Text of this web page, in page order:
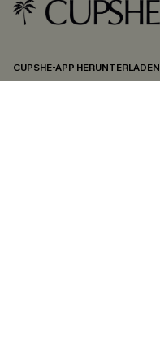
CUPSHE-APP HERUNTERLADEN